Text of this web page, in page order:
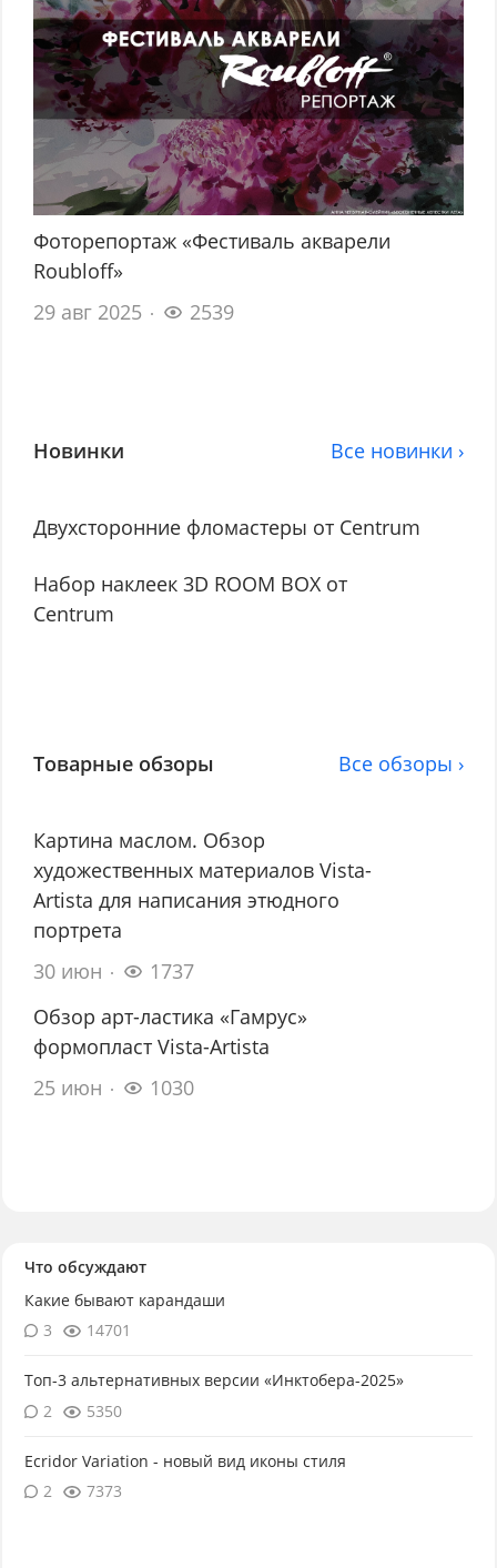
Фоторепортаж «Фестиваль акварели
Roubloff»
29 авг 2025
2539
Новинки Все новинки ›
Двухсторонние фломастеры от Centrum
Набор наклеек 3D ROOM BOX от
Centrum
Товарные обзоры Все обзоры ›
Картина маслом. Обзор
художественных материалов Vista-
Artista для написания этюдного
портрета
30 июн
1737
Обзор арт-ластика «Гамрус»
формопласт Vista-Artista
25 июн
1030
Что обсуждают
Какие бывают карандаши
3
14701
Топ-3 альтернативных версии «Инктобера-2025»
2
5350
Ecridor Variation - новый вид иконы стиля
2
7373